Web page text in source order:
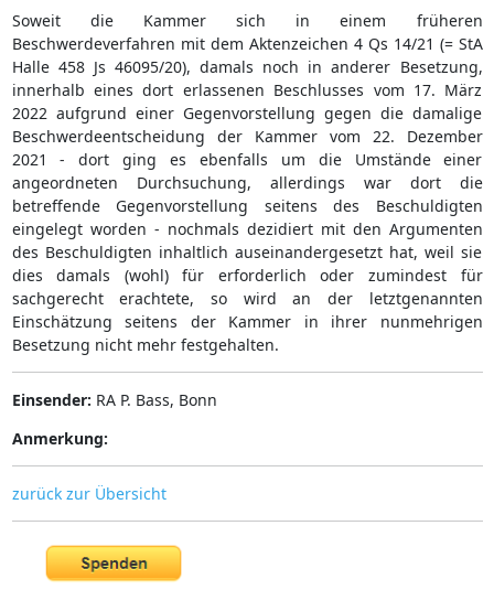
Soweit die Kammer sich in einem früheren
Beschwerdeverfahren mit dem Aktenzeichen 4 Qs 14/21 (= StA
Halle 458 Js 46095/20), damals noch in anderer Besetzung,
innerhalb eines dort erlassenen Beschlusses vom 17. März
2022 aufgrund einer Gegenvorstellung gegen die damalige
Beschwerdeentscheidung der Kammer vom 22. Dezember
2021 - dort ging es ebenfalls um die Umstände einer
angeordneten Durchsuchung, allerdings war dort die
betreffende Gegenvorstellung seitens des Beschuldigten
eingelegt worden - nochmals dezidiert mit den Argumenten
des Beschuldigten inhaltlich auseinandergesetzt hat, weil sie
dies damals (wohl) für erforderlich oder zumindest für
sachgerecht erachtete, so wird an der letztgenannten
Einschätzung seitens der Kammer in ihrer nunmehrigen
Besetzung nicht mehr festgehalten.
Einsender: RA P. Bass, Bonn
Anmerkung:
zurück zur Übersicht